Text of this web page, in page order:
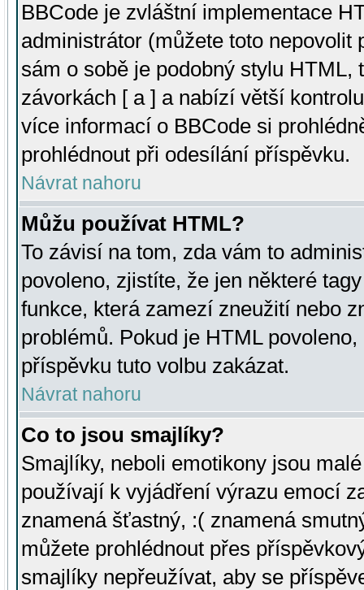
BBCode je zvláštní implementace
administrátor (můžete toto
sám o sobě je podobný stylu HTML,
závorkách [ a ] a nabízí větší
více informací o BBCode si
prohlédnout při odesílání příspěvku.
Návrat nahoru
Můžu používat HTML?
To závisí na tom, zda vám to
povoleno, zjistíte, že jen některé
funkce, která zamezí zneužití nebo
problémů. Pokud je HTML
příspěvku tuto volbu zakázat.
Návrat nahoru
Co to jsou smajlíky?
Smajlíky, neboli emotikony jsou
používají k vyjádření výrazu emocí
znamená šťastný, :( znamená
můžete prohlédnout přes
smajlíky nepřeužívat, aby se